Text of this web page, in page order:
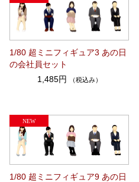
1/80 超ミニフィギュア3 あの日
の会社員セット
1,485円
（税込み）
1/80 超ミニフィギュア9 あの日